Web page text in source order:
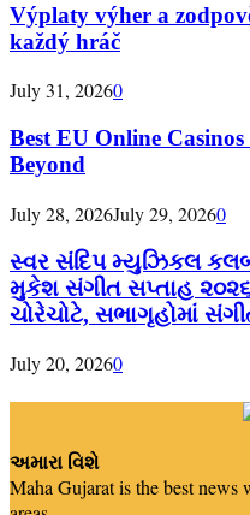
Výplaty výher a
každý hráč
July 31, 20260
Best EU Online
Beyond
July 28, 2026July 29, 20260
સ્વર સંદિપ મ્યુઝિકલ કલબ,
મુકેશ સંગીત સપ્તાહ
ચોરેચોટે, સભાગૃહોમાં
July 20, 20260
અમારા વિશે
Maha Gujarat is the best